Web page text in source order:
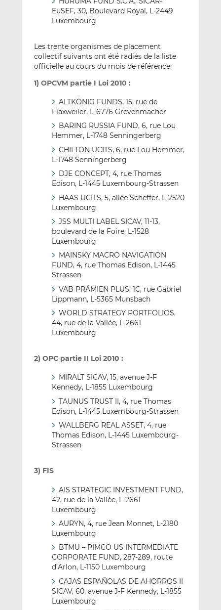
EuSEF, 30, Boulevard Royal, L-2449
Luxembourg
Les trente organismes de placement
collectif suivants ont été radiés de la liste
officielle au cours du mois de référence:
1) OPCVM partie I Loi 2010 :
ALTKÖNIG FUNDS, 15, rue de
Flaxweiler, L-6776 Grevenmacher
BARING RUSSIA FUND, 6, rue Lou
Hemmer, L-1748 Senningerberg
CHILTON UCITS, 6, rue Lou Hemmer,
L-1748 Senningerberg
DJE CONCEPT, 4, rue Thomas
Edison, L-1445 Luxembourg-Strassen
HAAS UCITS, 5, allée Scheffer, L-2520
Luxembourg
JSS MULTI LABEL SICAV, 11-13,
boulevard de la Foire, L-1528
Luxembourg
MAINSKY MACRO NAVIGATION
FUND, 4, rue Thomas Edison, L-1445
Strassen
VAB PRÄMIEN PLUS, 1C, rue Gabriel
Lippmann, L-5365 Munsbach
WORLD STRATEGY PORTFOLIOS,
44, rue de la Vallée, L-2661
Luxembourg
2) OPC partie II Loi 2010 :
MIRALT SICAV, 15, avenue J-F
Kennedy, L-1855 Luxembourg
TAUNUS TRUST II, 4, rue Thomas
Edison, L-1445 Luxembourg-Strassen
WALLBERG REAL ASSET, 4, rue
Thomas Edison, L-1445 Luxembourg-
Strassen
3) FIS
AIS STRATEGIC INVESTMENT FUND,
42, rue de la Vallée, L-2661
Luxembourg
AURYN, 4, rue Jean Monnet, L-2180
Luxembourg
BTMU – PIMCO US INTERMEDIATE
CORPORATE FUND, 287-289, route
d’Arlon, L-1150 Luxembourg
CAJAS ESPAÑOLAS DE AHORROS II
SICAV, 60, avenue J-F Kennedy, L-1855
Luxembourg